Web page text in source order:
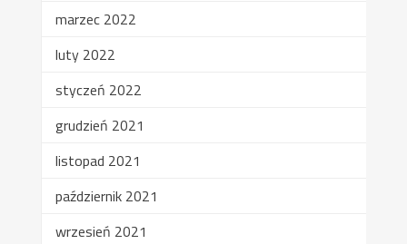
marzec 2022
luty 2022
styczeń 2022
grudzień 2021
listopad 2021
październik 2021
wrzesień 2021